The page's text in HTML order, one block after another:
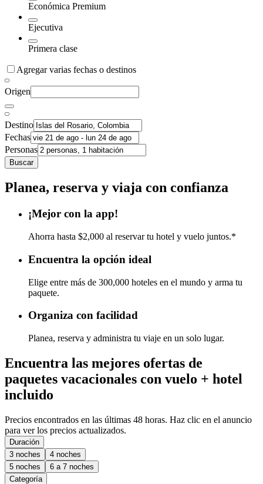
Económica Premium
Ejecutiva
Primera clase
Agregar varias fechas o destinos
Origen
Destino
Fechas
Personas
Buscar
Planea, reserva y viaja con confianza
¡Mejor con la app!
Ahorra hasta $2,000 al reservar tu hotel y vuelo juntos.*
Encuentra la opción ideal
Elige entre más de 300,000 hoteles en el mundo y arma tu
paquete.
Organiza con facilidad
Planea, reserva y administra tu viaje en un solo lugar.
Encuentra las mejores ofertas de
paquetes vacacionales con vuelo + hotel
incluido
Precios encontrados en las últimas 48 horas. Haz clic en el anuncio
para ver los precios actualizados.
Duración
3 noches
4 noches
5 noches
6 a 7 noches
Categoría